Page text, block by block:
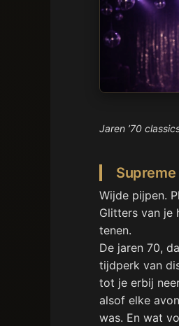
Jaren ’70
Supreme
Wijde pijpen.
Glitters van je
tenen.
De jaren 70,
tijdperk van
tot je erbij
alsof elke
was. En wat